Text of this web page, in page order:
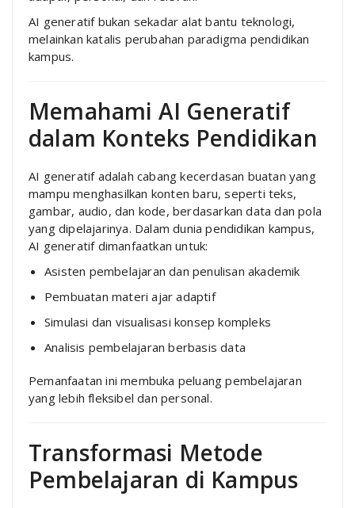
AI generatif bukan sekadar alat bantu teknologi,
melainkan katalis perubahan paradigma pendidikan
kampus.
Memahami AI Generatif
dalam Konteks Pendidikan
AI generatif adalah cabang kecerdasan buatan yang
mampu menghasilkan konten baru, seperti teks,
gambar, audio, dan kode, berdasarkan data dan pola
yang dipelajarinya. Dalam dunia pendidikan kampus,
AI generatif dimanfaatkan untuk:
Asisten pembelajaran dan penulisan akademik
Pembuatan materi ajar adaptif
Simulasi dan visualisasi konsep kompleks
Analisis pembelajaran berbasis data
Pemanfaatan ini membuka peluang pembelajaran
yang lebih fleksibel dan personal.
Transformasi Metode
Pembelajaran di Kampus